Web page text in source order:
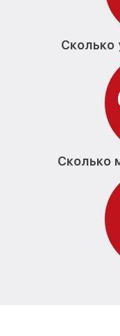
Сколько
Сколько